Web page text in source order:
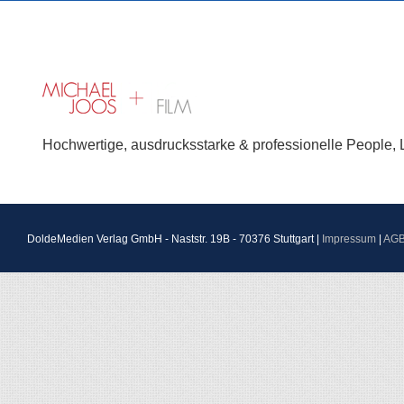
Hochwertige, ausdrucksstarke & professionelle
DoldeMedien Verlag GmbH - Naststr. 19B - 70376 Stuttgart | Impressum